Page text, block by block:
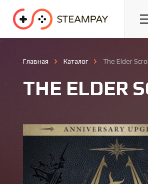
Спорт Гонки
Главная Каталог The Elder
THE ELDER